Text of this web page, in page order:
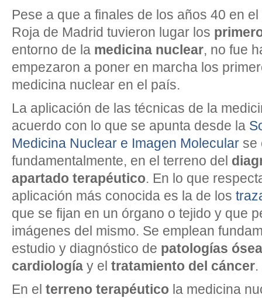
Pese a que a finales de los años 40 en
Roja de Madrid tuvieron lugar los
entorno de la medicina nuclear, no fue
empezaron a poner en marcha los
medicina nuclear en el país.
La aplicación de las técnicas de la
acuerdo con lo que se apunta desde la
Medicina Nuclear e Imagen Molecular se
fundamentalmente, en el terreno del
apartado terapéutico. En lo que
aplicación más conocida es la de los
que se fijan en un órgano o tejido y que
imágenes del mismo. Se emplean
estudio y diagnóstico de patologías
cardiología y el tratamiento del cáncer.
En el terreno terapéutico la medicina